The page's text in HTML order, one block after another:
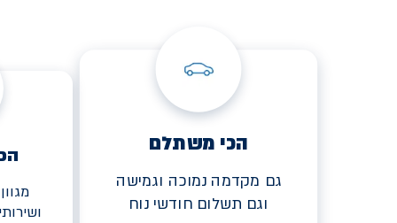
הכי משתלם
גם מקדמה נמוכה וגמישה
וגם תשלום חודשי נוח